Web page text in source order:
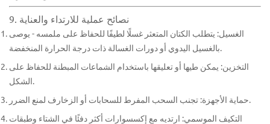
9. نصائح عملية للارتداء والعناية
الغسيل: يتطلب الكتان المتعثر غسلًا لطيفًا للحفاظ على ملمسه - يوصى
بالغسيل اليدوي أو دورات الغسالة ذات درجة الحرارة المنخفضة.
التخزين: يمكن طيها أو تعليقها باستخدام الشماعات المبطنة للحفاظ على
الشكل.
حماية الأجهزة: تجنب السحب المفرط للسحابات أو الزخارف لمنع الضرر.
التكيف الموسمي: ارتديه مع إكسسوارات أكثر دفئًا في الشتاء وطبقات